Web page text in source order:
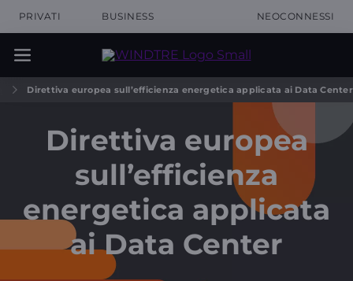
PRIVATI BUSINESS NEOCONNESSI
Direttiva europea sull’efficienza energetica applicata ai Data Center
Direttiva europea
sull’efficienza
energetica applicata
ai Data Center